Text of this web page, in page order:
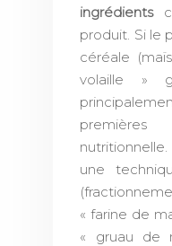
ingrédients
produit. Si le
céréale
volaille »
une
« farine de
« gruau de